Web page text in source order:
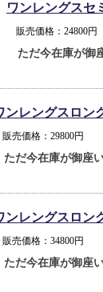
ワンレングスセ
販売価格：24800
ただ今在庫が御
ンレングスロン
販売価格：29800円
ただ今在庫が御座
ンレングスロン
販売価格：34800円
ただ今在庫が御座